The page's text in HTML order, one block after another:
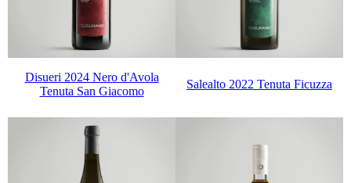
Disueri 2024 Nero d'Avola
Tenuta San Giacomo
Salealto 2022 Tenuta Ficuzza